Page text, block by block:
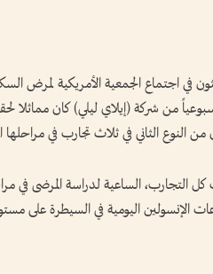
في اجتماع الجمعية الأمريكية لمرض
من شركة (إيلاي ليلي) كان مماثلا
النوع الثاني في ثلاث تجارب في مراحلها
التجارب، الساعية لدراسة المرضى في
الإنسولين اليومية في السيطرة على